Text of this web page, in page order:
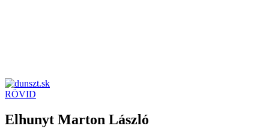
RÖVID
Elhunyt Marton László